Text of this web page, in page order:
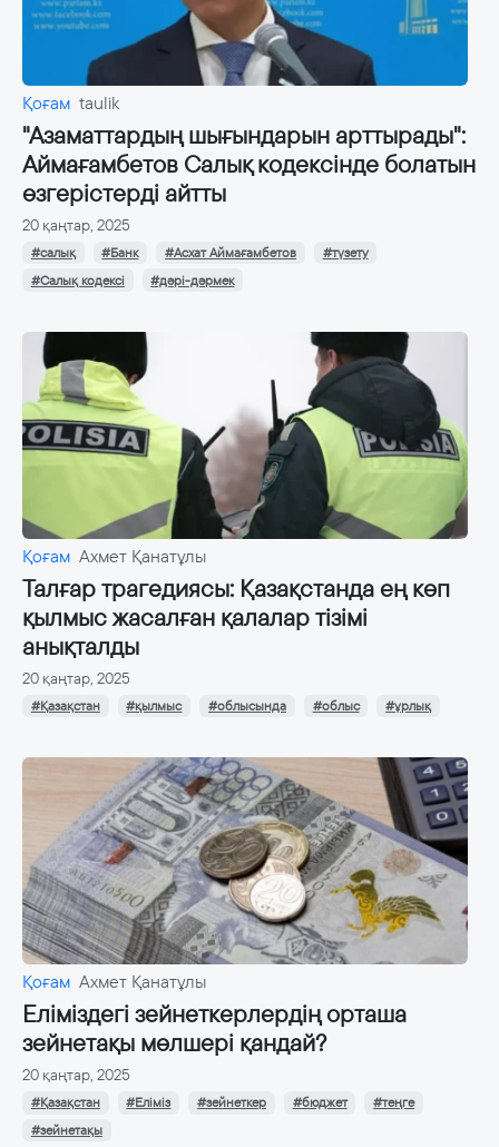
Қоғам taulik
"Азаматтардың шығындарын арттырады":
Аймағамбетов Салық кодексінде болатын
өзгерістерді айтты
20 қаңтар, 2025
#салық #Банк #Асхат Аймағамбетов
#түзету
#Салық кодексі
#дәрі-дәрмек
Қоғам Ахмет Қанатұлы
Талғар трагедиясы: Қазақстанда ең көп
қылмыс жасалған қалалар тізімі
анықталды
20 қаңтар, 2025
#Қазақстан #қылмыс #облысында #облыс #ұрлық
Қоғам Ахмет Қанатұлы
Еліміздегі зейнеткерлердің орташа
зейнетақы мөлшері қандай?
20 қаңтар, 2025
#Қазақстан #Еліміз #зейнеткер #бюджет
#теңге
#зейнетақы